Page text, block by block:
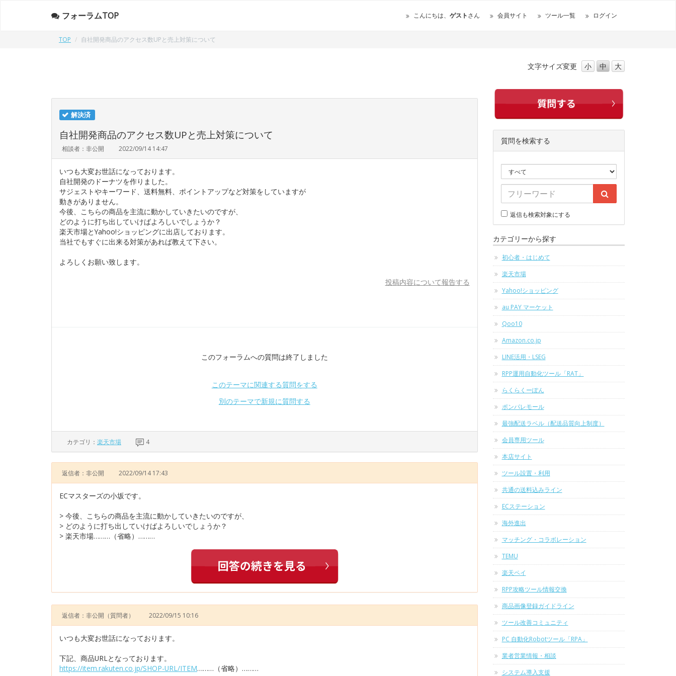
フォーラムTOP こんにちは、 ゲストさん 会員サイト ツール一覧 ログイン
TOP 自社開発商品のアクセス数UPと売上対策について
文字サイズ変更 小 中 大
解決済
自社開発商品のアクセス数UPと売上対策について
相談者：非公開 2022/09/14 14:47
いつも大変お世話になっております。
自社開発のドーナツを作りました。
サジェストやキーワード、送料無料、ポイントアップなど対策をしていますが
動きがありません。
今後、こちらの商品を主流に動かしていきたいのですが、
どのように打ち出していけばよろしいでしょうか？
楽天市場とYahoo!ショッピングに出店しております。
当社でもすぐに出来る対策があれば教えて下さい。
よろしくお願い致します。
投稿内容について報告する
このフォーラムへの質問は終了しました
このテーマに関連する質問をする
別のテーマで新規に質問する
カテゴリ： 楽天市場 4
返信者：非公開 2022/09/14 17:43
ECマスターズの小坂です。
> 今後、こちらの商品を主流に動かしていきたいのですが、
> どのように打ち出していけばよろしいでしょうか？
> 楽天市場………（省略）………
返信者：非公開 （質問者） 2022/09/15 10:16
いつも大変お世話になっております。
下記、商品URLとなっております。
https://item.rakuten.co.jp/SHOP-URL/ITEM………（省略）………
質問を検索する
返信も検索対象にする
カテゴリーから探す
初心者・はじめて
楽天市場
Yahoo!ショッピング
au PAY マーケット
Qoo10
Amazon.co.jp
LINE活用・LSEG
RPP運用自動化ツール「RAT」
らくらくーぽん
ポンパレモール
最強配送ラベル（配送品質向上制度）
会員専用ツール
本店サイト
ツール設置・利用
共通の送料込みライン
ECステーション
海外進出
マッチング・コラボレーション
TEMU
楽天ペイ
RPP攻略ツール情報交換
商品画像登録ガイドライン
ツール改善コミュニティ
PC 自動化Robotツール「RPA」
業者営業情報・相談
システム導入支援